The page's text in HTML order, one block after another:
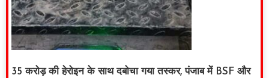
35 करोड़ की हेरोइन के साथ दबोचा गया तस्कर, पंजाब में BSF और